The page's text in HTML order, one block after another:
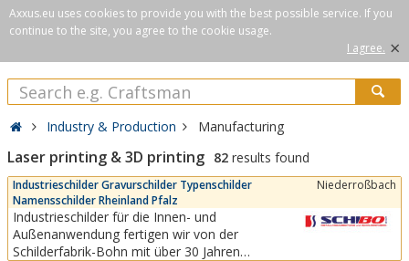
Axxus.eu uses cookies to provide you with the best possible service. If you
continue to the site, you agree to the cookie usage.
I agree. ×
Industry & Production Manufacturing
Laser printing & 3D printing 82 results found
Industrieschilder Gravurschilder Typenschilder
Namensschilder Rheinland Pfalz
Niederroßbach
Industrieschilder für die Innen- und
Außenanwendung fertigen wir von der
Schilderfabrik-Bohn mit über 30 Jahren